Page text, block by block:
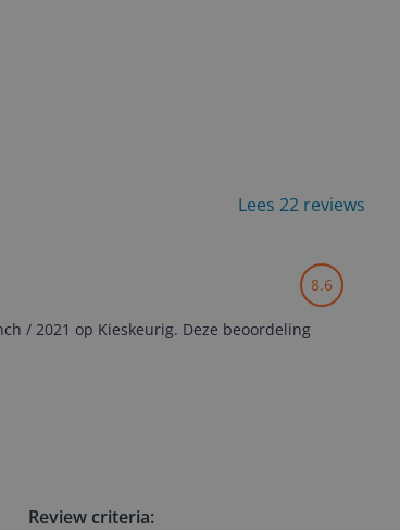
Lees 22 reviews
8.6
/ 2021 op Kieskeurig. Deze beoordeling
Review criteria: